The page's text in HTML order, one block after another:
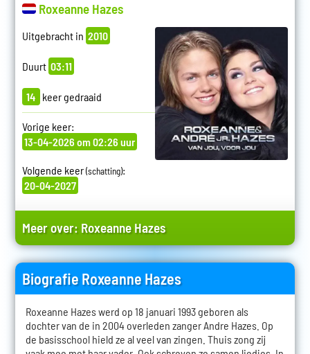
Roxeanne Hazes
Uitgebracht in 2010
Duurt 03:11
14 keer gedraaid
Vorige keer:
13-04-2026 om 02:26 uur
Volgende keer(schatting):
20-04-2027
Meer over: Roxeanne Hazes
Biografie Roxeanne Hazes
Roxeanne Hazes werd op 18 januari 1993 geboren als
dochter van de in 2004 overleden zanger Andre Hazes. Op
de basisschool hield ze al veel van zingen. Thuis zong zij